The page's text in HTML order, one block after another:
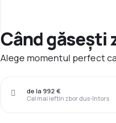
Când găsești
Alege momentul perfect
Cel mai ieftin zbor dus-întors
de la 992 €